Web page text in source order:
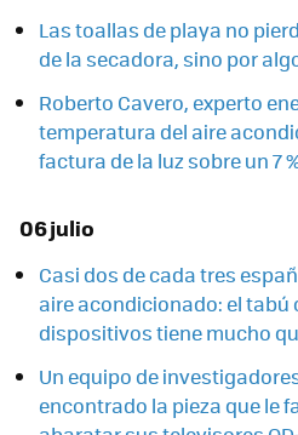
Las toallas de playa no
de la secadora, sino por
Roberto Cavero, experto
temperatura del aire
factura de la luz sobre un 7
06 julio
Casi dos de cada tres
aire acondicionado: el tabú
dispositivos tiene mucho
Un equipo de
encontrado la pieza que le